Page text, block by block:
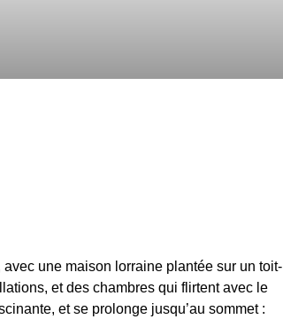
avec une maison lorraine plantée sur un toit-
et des chambres qui flirtent avec le
et se prolonge jusqu’au sommet :